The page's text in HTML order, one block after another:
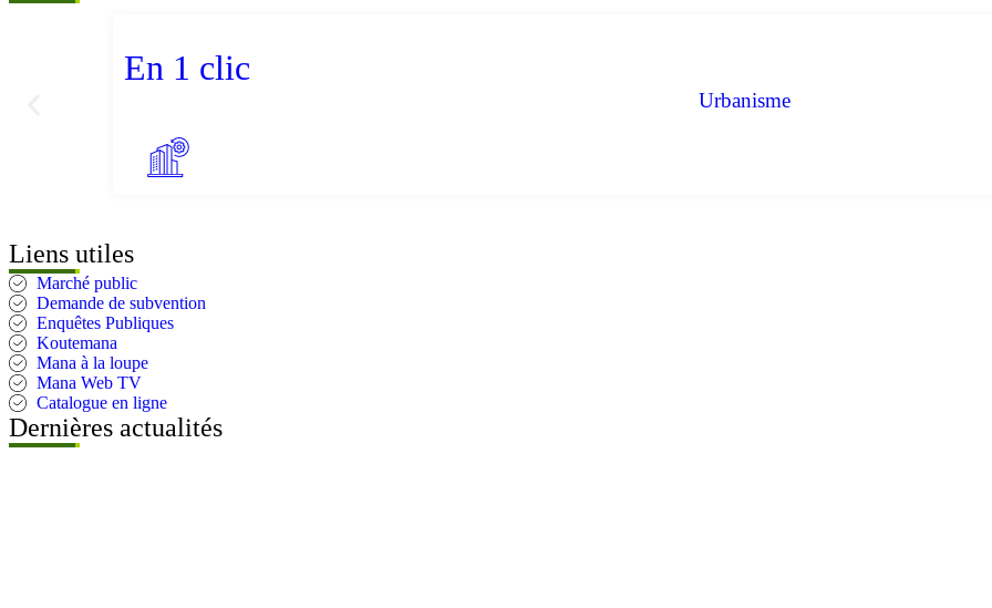
En 1 clic
Urbanisme
Liens utiles
Marché public
Demande de subvention
Enquêtes Publiques
Koutemana
Mana à la loupe
Mana Web TV
Catalogue en ligne
Dernières actualités